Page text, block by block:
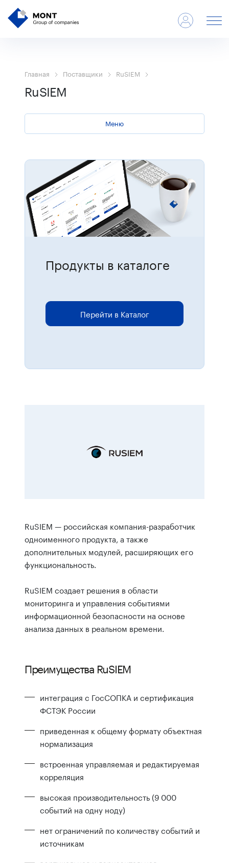
Главная Поставщики RuSIEM
RuSIEM
Меню
Продукты в каталоге
Для размещения онлайн-заказов
Перейти в Каталог
RuSIEM — российская компания-разработчик
одноименного продукта, а также
дополнительных модулей, расширяющих его
функциональность.
RuSIEM создает решения в области
мониторинга и управления событиями
информационной безопасности на основе
анализа данных в реальном времени.
Преимущества RuSIEM
интеграция с ГосСОПКА и сертификация
ФСТЭК России
приведенная к общему формату объектная
нормализация
встроенная управляемая и редактируемая
корреляция
высокая производительность (9 000
событий на одну ноду)
нет ограничений по количеству событий и
источникам